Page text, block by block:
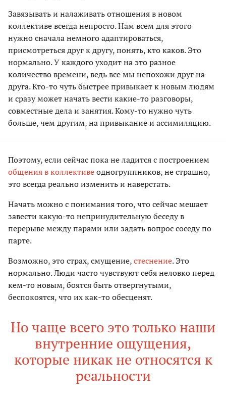
Завязывать и налаживать отношения в новом
коллективе всегда непросто. Нам всем для этого
нужно сначала немного адаптироваться,
присмотреться друг к другу, понять, кто каков. Это
нормально. У каждого уходит на это разное
количество времени, ведь все мы непохожи друг на
друга. Кто-то чуть быстрее привыкает к новым людям
и сразу может начать вести какие-то разговоры,
совместные дела и занятия. Кому-то нужно чуть
больше, чем другим, на привыкание и ассимиляцию.
Поэтому, если сейчас пока не ладится с построением
общения в коллективеодногруппников, не страшно,
это всегда реально изменить и наверстать.
Начать можно с понимания того, что сейчас мешает
завести какую-то непринудительную беседу в
перерыве между парами или задать вопрос соседу по
парте.
Возможно, это страх, смущение,стеснение. Это
нормально. Люди часто чувствуют себя неловко перед
кем-то новым, боятся быть отвергнутыми,
беспокоятся, что их как-то обесценят.
Но чаще всего это только наши
внутренние ощущения,
которые никак не относятся к
реальности